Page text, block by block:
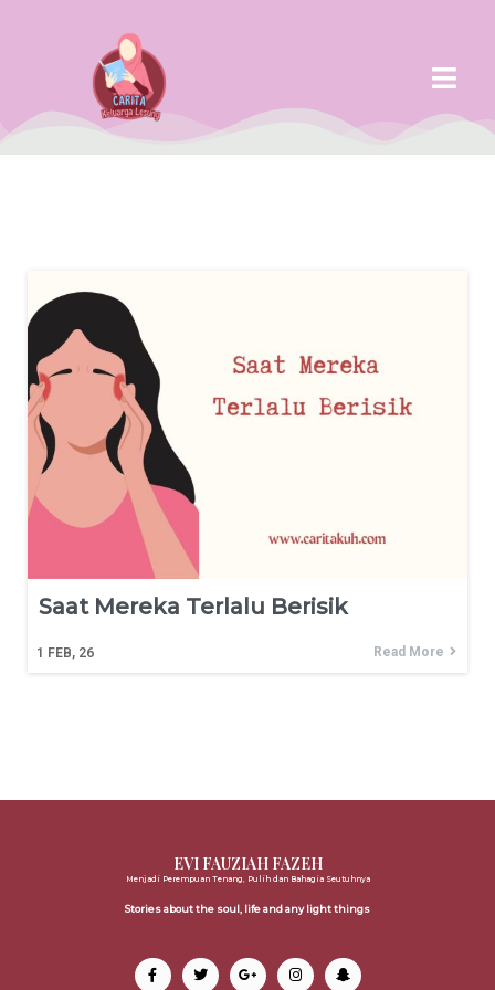
Saat Mereka Terlalu Berisik
1 FEB, 26 Read More
EVI FAUZIAH FAZEH
Menjadi Perempuan Tenang, Pulih dan Bahagia Seutuhnya
Stories about the soul, life and any light things